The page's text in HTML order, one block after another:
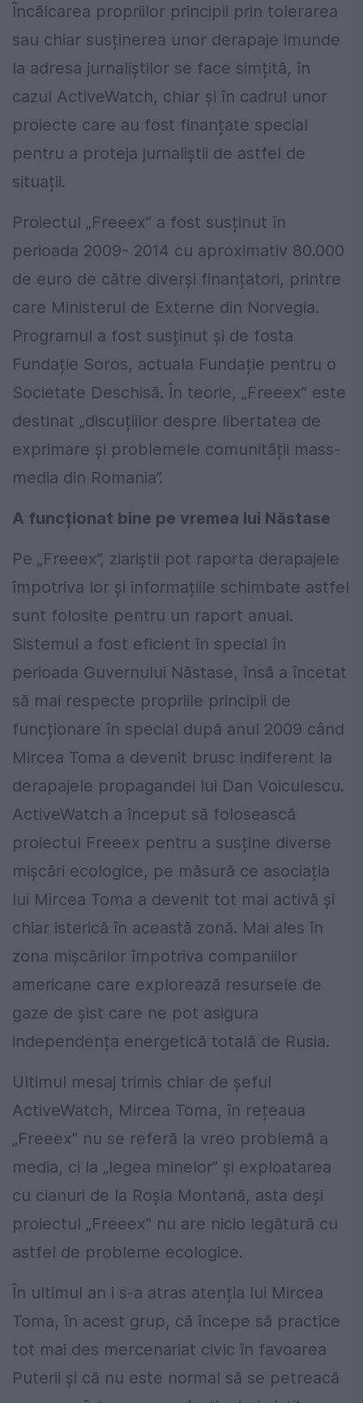
Încălcarea propriilor principii prin tolerarea
sau chiar susținerea unor derapaje imunde
la adresa jurnaliștilor se face simțită, în
cazul ActiveWatch, chiar și în cadrul unor
proiecte care au fost finanțate special
pentru a proteja jurnaliștii de astfel de
situații.
Proiectul „Freeex” a fost susținut în
perioada 2009- 2014 cu aproximativ 80.000
de euro de către diverși finanțatori, printre
care Ministerul de Externe din Norvegia.
Programul a fost susținut și de fosta
Fundație Soros, actuala Fundație pentru o
Societate Deschisă. În teorie, „Freeex” este
destinat „discuțiilor despre libertatea de
exprimare și problemele comunității mass-
media din Romania”.
A funcționat bine pe vremea lui Năstase
Pe „Freeex”, ziariștii pot raporta derapajele
împotriva lor și informațiile schimbate astfel
sunt folosite pentru un raport anual.
Sistemul a fost eficient în special în
perioada Guvernului Năstase, însă a încetat
să mai respecte propriile principii de
funcționare în special după anul 2009 când
Mircea Toma a devenit brusc indiferent la
derapajele propagandei lui Dan Voiculescu.
ActiveWatch a început să folosească
proiectul Freeex pentru a susține diverse
mișcări ecologice, pe măsură ce asociația
lui Mircea Toma a devenit tot mai activă și
chiar isterică în această zonă. Mai ales în
zona mișcărilor împotriva companiilor
americane care explorează resursele de
gaze de șist care ne pot asigura
independența energetică totală de Rusia.
Ultimul mesaj trimis chiar de șeful
ActiveWatch, Mircea Toma, în rețeaua
„Freeex” nu se referă la vreo problemă a
media, ci la „legea minelor” și exploatarea
cu cianuri de la Roșia Montană, asta deși
proiectul „Freeex” nu are nicio legătură cu
astfel de probleme ecologice.
În ultimul an i s-a atras atenția lui Mircea
Toma, în acest grup, că începe să practice
tot mai des mercenariat civic în favoarea
Puterii și că nu este normal să se petreacă